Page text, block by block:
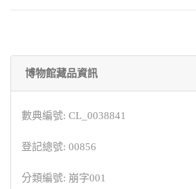
博物館藏品資訊
數典編號: CL_0038841
登記總號: 00856
分類編號: 崩字001